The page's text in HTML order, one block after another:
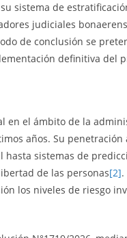
sistema de
judiciales
de conclusión se
definitiva del
en el ámbito de la
años. Su
sistemas de
de las personas[2]
los niveles de riesgo